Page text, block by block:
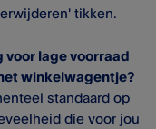
tikken.
voor lage voorraad
winkelwagentje?
standaard op
die voor jou